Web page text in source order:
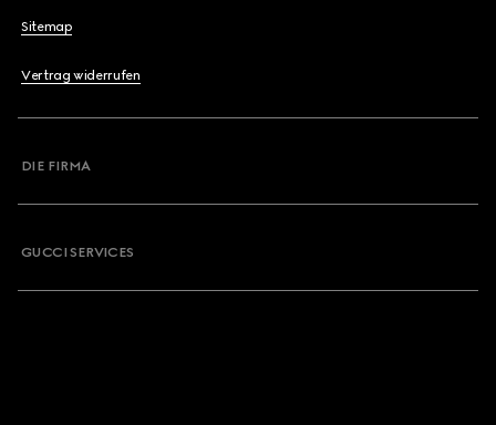
Sitemap
Vertrag widerrufen
DIE FIRMA
GUCCI SERVICES